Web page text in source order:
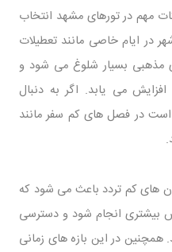
مهم در تورهای مشهد انتخاب
در ایام خاصی مانند تعطیلات
مذهبی بسیار شلوغ می ‌شود و
می‌ یابد. اگر به دنبال
است در فصل‌ های کم‌ سفر مانند
‌های کم ‌تردد باعث می ‌شود که
بیشتری انجام شود و دسترسی
همچنین در این بازه ‌های زمانی